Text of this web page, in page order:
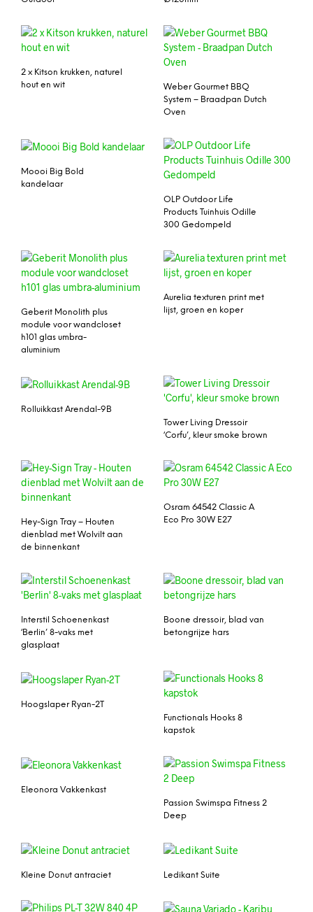
2 x Kitson krukken, naturel
hout en wit
Weber Gourmet BBQ
System – Braadpan Dutch
Oven
Moooi Big Bold
kandelaar
OLP Outdoor Life
Products Tuinhuis Odille
300 Gedompeld
Geberit Monolith plus
module voor wandcloset
h101 glas umbra-
aluminium
Aurelia texturen print met
lijst, groen en koper
Rolluikkast Arendal-9B
Tower Living Dressoir
‘Corfu’, kleur smoke brown
Hey-Sign Tray – Houten
dienblad met Wolvilt aan
de binnenkant
Osram 64542 Classic A
Eco Pro 30W E27
Interstil Schoenenkast
‘Berlin’ 8-vaks met
glasplaat
Boone dressoir, blad van
betongrijze hars
Hoogslaper Ryan-2T
Functionals Hooks 8
kapstok
Eleonora Vakkenkast
Passion Swimspa Fitness 2
Deep
Kleine Donut antraciet Ledikant Suite